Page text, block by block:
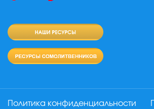
Политика конфиденциальности